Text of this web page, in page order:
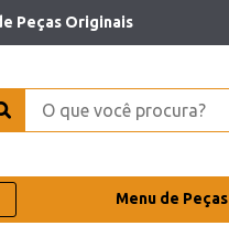
Peças Originais
Menu de Peças